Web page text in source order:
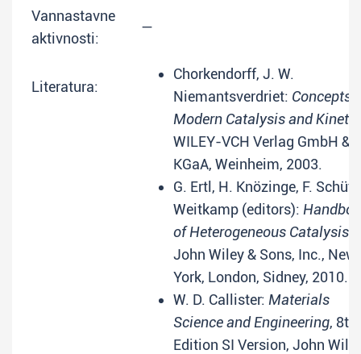
Vannastavne
aktivnosti:
—
Literatura:
Chorkendorff, J. W.
Niemantsverdriet: Concepts
Modern Catalysis and
WILEY-VCH Verlag GmbH &
KGaA, Weinheim, 2003.
G. Ertl, H. Knözinge, F.
Weitkamp (editors):
of Heterogeneous Catalysis
John Wiley & Sons, Inc., New
York, London, Sidney, 2010.
W. D. Callister: Materials
Science and Engineering, 8th
Edition SI Version, John